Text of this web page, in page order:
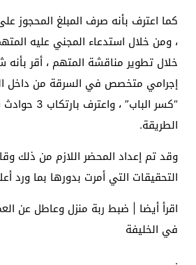
كما اعترف بأنه صرف المبلغ المحجوز
، ومن خلال استدعاء المجني عليه
خلال تطوير مناقشة المتهم ، أقر
إجرامي متخصص في السرقة من داخل
“كسر الباب”
الطريقة.
وقد تم إعداد المحضر اللازم من ذلك
التحقيقات التي أمرت بدورها بما ورد
اقرأ أيضا | ضبط ربة منزل وعاطل عن
في الخليفة
.